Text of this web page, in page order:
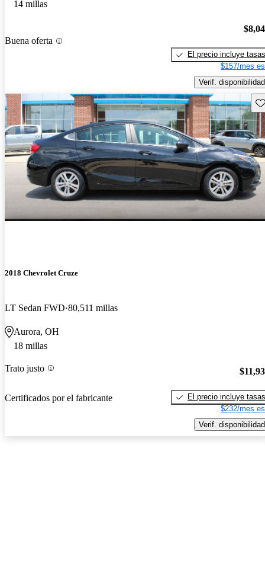
14 millas
Buena oferta
El precio incluye tasas
$157/mes
Verif. disponibilidad
2018 Chevrolet Cruze
LT Sedan FWD 80,511 millas
Aurora, OH
18 millas
Trato justo
Certificados por el fabricante
El precio incluye tasas
$232/mes
Verif. disponibilidad